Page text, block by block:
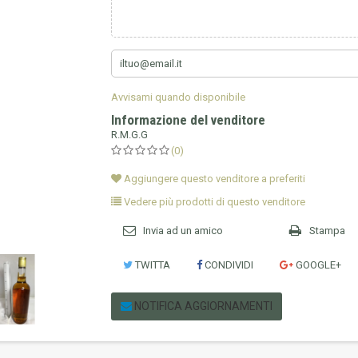
Avvisami quando disponibile
Informazione del venditore
R.M.G.G
(0)
Aggiungere questo venditore a preferiti
Vedere più prodotti di questo venditore
Invia ad un amico Stampa
TWITTA CONDIVIDI GOOGLE+
NOTIFICA AGGIORNAMENTI